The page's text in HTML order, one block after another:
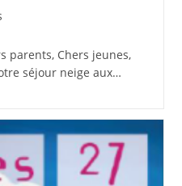
parents, Chers jeunes,
séjour neige aux…